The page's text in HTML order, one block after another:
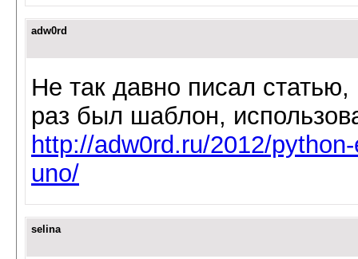
adw0rd
Не так давно писал
раз был шаблон,
http://adw0rd.ru/2012/
uno/
selina